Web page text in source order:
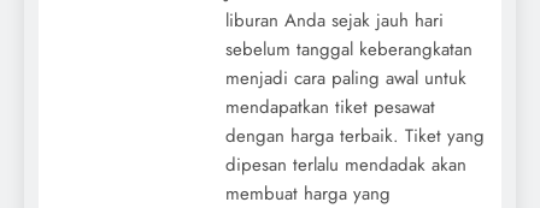
liburan Anda sejak jauh hari
sebelum tanggal keberangkatan
menjadi cara paling awal untuk
mendapatkan tiket pesawat
dengan harga terbaik. Tiket yang
dipesan terlalu mendadak akan
membuat harga yang